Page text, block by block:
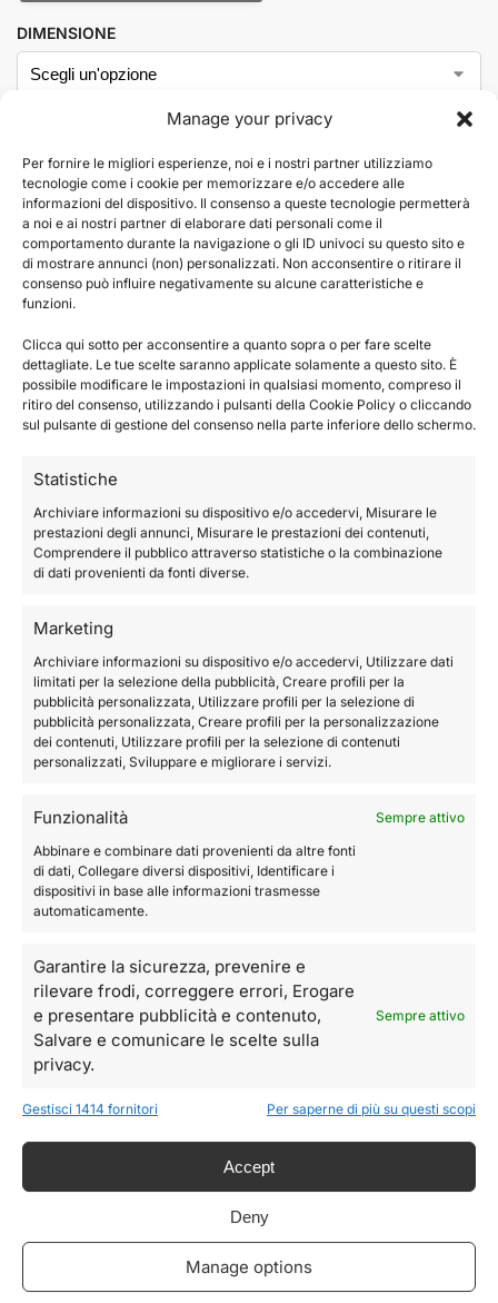
Manage your privacy
Per fornire le migliori esperienze, noi e i nostri partner utilizziamo
tecnologie come i cookie per memorizzare e/o accedere alle
informazioni del dispositivo. Il consenso a queste tecnologie permetterà
a noi e ai nostri partner di elaborare dati personali come il
comportamento durante la navigazione o gli ID univoci su questo sito e
di mostrare annunci (non) personalizzati. Non acconsentire o ritirare il
consenso può influire negativamente su alcune caratteristiche e
funzioni.
Clicca qui sotto per acconsentire a quanto sopra o per fare scelte
dettagliate. Le tue scelte saranno applicate solamente a questo sito. È
possibile modificare le impostazioni in qualsiasi momento, compreso il
ritiro del consenso, utilizzando i pulsanti della Cookie Policy o cliccando
sul pulsante di gestione del consenso nella parte inferiore dello schermo.
Statistiche
Archiviare informazioni su dispositivo e/o accedervi, Misurare le
prestazioni degli annunci, Misurare le prestazioni dei contenuti,
Comprendere il pubblico attraverso statistiche o la combinazione
di dati provenienti da fonti diverse.
Marketing
Archiviare informazioni su dispositivo e/o accedervi, Utilizzare dati
limitati per la selezione della pubblicità, Creare profili per la
pubblicità personalizzata, Utilizzare profili per la selezione di
pubblicità personalizzata, Creare profili per la personalizzazione
dei contenuti, Utilizzare profili per la selezione di contenuti
personalizzati, Sviluppare e migliorare i servizi.
Funzionalità
Sempre attivo
Abbinare e combinare dati provenienti da altre fonti
di dati, Collegare diversi dispositivi, Identificare i
dispositivi in base alle informazioni trasmesse
automaticamente.
Garantire la sicurezza, prevenire e
rilevare frodi, correggere errori, Erogare
e presentare pubblicità e contenuto,
Salvare e comunicare le scelte sulla
privacy.
Sempre attivo
Gestisci 1414 fornitori Per saperne di più su questi scopi
Accept
Deny
Manage options
DIMENSIONE
Aggiungi al carrello
A
e
r
a
v
Questions? Request a Call Back
Informazioni aggiuntive
Recensioni 0
Peso
Dimensioni 50 × 50 × 20 cm
Categorie:
Prodotti correlati
BORSA TOTE,TECNICA
€60.00
NON